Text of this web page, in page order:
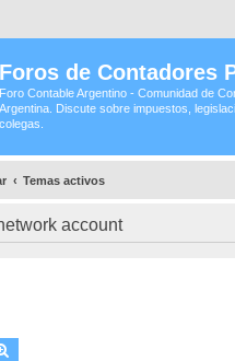
Foros de Contadores
Foro Contable Argentino - Comunidad de
Argentina. Discute sobre impuestos,
colegas.
Temas activos
account